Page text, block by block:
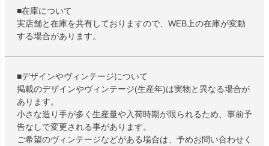
■在庫について
実店舗と在庫を共有しておりますので、WEB上の在庫が変動
する場合があります。
■デザインやヴィンテージについて
掲載のデザインやヴィンテージ(生産年)は実物と異なる場合が
あります。
小さな造り手が多く生産量や入荷時期が限られるため、事前予
告なしで変更される事があります。
ご希望のヴィンテージなどがある場合は、予めお問い合わせく